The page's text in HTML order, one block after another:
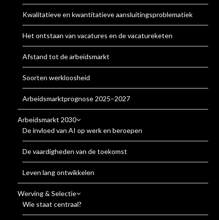
Kwalitatieve en kwantitatieve aansluitingsproblematiek
Het ontstaan van vacatures en de vacatureketen
Afstand tot de arbeidsmarkt
Soorten werkloosheid
Arbeidsmarktprognose 2025–2027
Arbeidsmarkt 2030
De invloed van AI op werk en beroepen
De vaardigheden van de toekomst
Leven lang ontwikkelen
Werving & Selectie
Wie staat centraal?